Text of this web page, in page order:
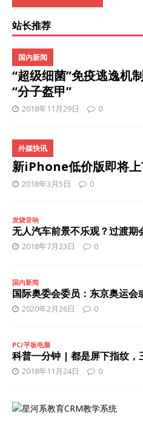
站长推荐
“超级细菌”免疫逃逸机
“分子盔甲”
国内新闻
2018年11月29日 0
新iPhone低价版即将
外媒快讯
2018年3月5日 0
发烧音响
无人汽车前景不乐观？过渡期
2018年7月23日 0
国内新闻
国际奥委会委员：东京奥运会
2020年2月26日 0
PC/平板电脑
科普一分钟 | 都是屏下指纹，
2018年11月24日 0